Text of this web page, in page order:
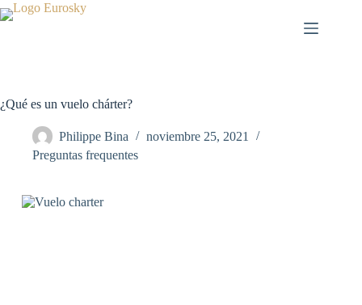
Saltar
al
¿Qué es un vuelo chárter?
Philippe Bina
noviembre 25, 2021
Preguntas frequentes